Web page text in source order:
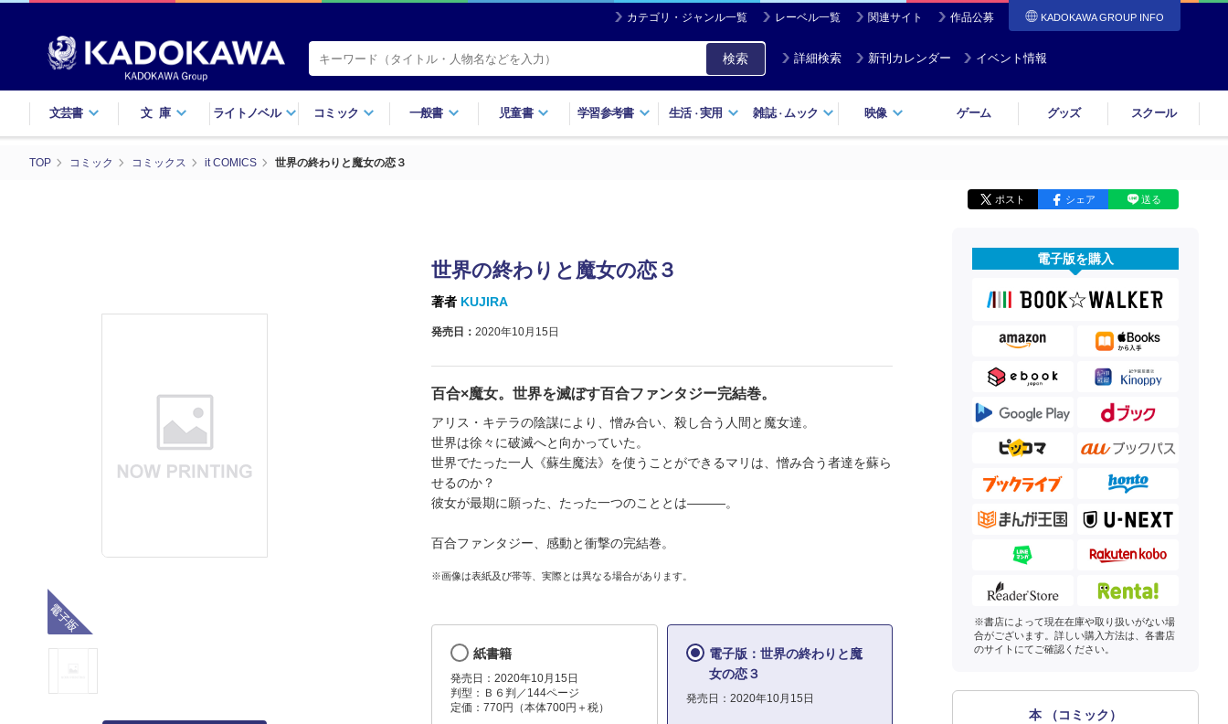
カテゴリ・ジャンル一覧 レーベル一覧 関連サイト 作品公募 KADOKAWA GROUP INFO
検索 詳細検索 新刊カレンダー イベント情報
文芸書 文庫 ライトノベル コミック 一般書 児童書 学習参考書 生活・実用 雑誌・ ムック 映像 ゲーム グッズ スクール
TOP コミック コミックス it COMICS 世界の終わりと魔女の恋３
ポスト シェア 送る
世界の終わりと魔女の恋３
著者 KUJIRA
発売日： 2020年10月15日
百合×魔女。世界を滅ぼす百合ファンタジー完結巻。
アリス・キテラの陰謀により、憎み合い、殺し合う人間と魔女達。
世界は徐々に破滅へと向かっていた。
世界でたった一人《蘇生魔法》を使うことができるマリは、憎み合う者達を蘇ら
せるのか？
彼女が最期に願った、たった一つのこととは―――。
百合ファンタジー、感動と衝撃の完結巻。
※画像は表紙及び帯等、実際とは異なる場合があります。
紙書籍
発売日：2020年10月15日
判型：Ｂ６判／144ページ
定価：770円（本体700円＋税）
電子版：世界の終わりと魔
女の恋３
発売日：2020年10月15日
電子版を購入
※書店によって現在在庫や取り扱いがない場
合がございます。詳しい購入方法は、各書店
のサイトにてご確認ください。
本 （コミック）